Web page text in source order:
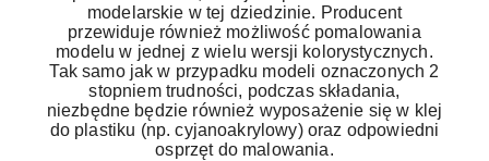
modelarskie w tej dziedzinie. Producent
przewiduje również możliwość pomalowania
modelu w jednej z wielu wersji kolorystycznych.
Tak samo jak w przypadku modeli oznaczonych 2
stopniem trudności, podczas składania,
niezbędne będzie również wyposażenie się w klej
do plastiku (np. cyjanoakrylowy) oraz odpowiedni
osprzęt do malowania.